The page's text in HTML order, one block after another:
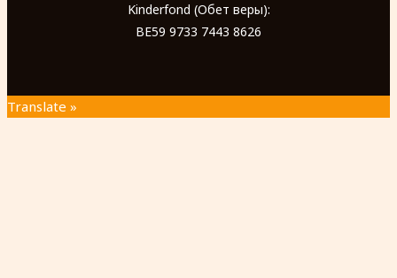
Kinderfond (Обет веры):
BE59 9733 7443 8626
Translate »